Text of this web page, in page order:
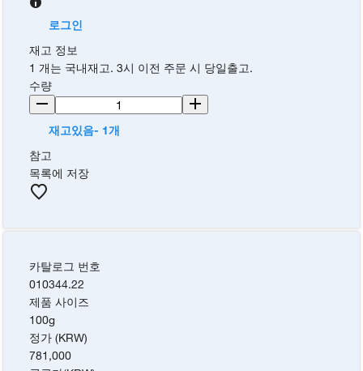
로그인
재고 정보
1 개는 국내재고. 3시 이전 주문 시 당일출고.
수량
재고있음- 1개
참고
목록에 저장
카탈로그 번호
010344.22
제품 사이즈
100g
정가 (KRW)
781,000